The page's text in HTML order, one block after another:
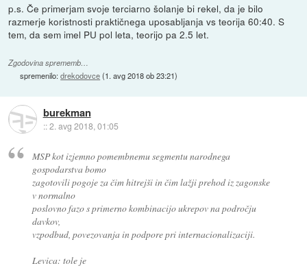
p.s. Če primerjam svoje terciarno šolanje bi rekel, da je bilo
razmerje koristnosti praktičnega uposabljanja vs teorija 60:40. S
tem, da sem imel PU pol leta, teorijo pa 2.5 let.
Zgodovina sprememb…
spremenilo:drekodovce(1. avg 2018 ob 23:21)
burekman
::2. avg 2018, 01:05
MSP kot izjemno pomembnemu segmentu narodnega
gospodarstva bomo
zagotovili pogoje za čim hitrejši in čim lažji prehod iz zagonske
v normalno
poslovno fazo s primerno kombinacijo ukrepov na področju
davkov,
vzpodbud, povezovanja in podpore pri internacionalizaciji.
Levica: tole je